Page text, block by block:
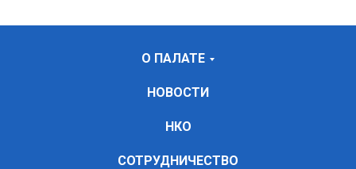
О ПАЛАТЕ
НОВОСТИ
НКО
СОТРУДНИЧЕСТВО